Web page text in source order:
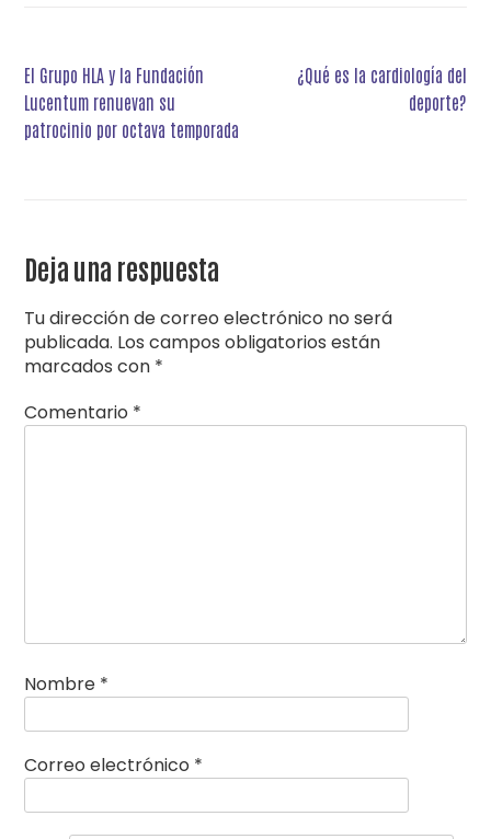
Navegación
de
entradas
El Grupo HLA y la Fundación
Lucentum renuevan su
patrocinio por octava temporada
¿Qué es la cardiología del
deporte?
Deja una respuesta
Tu dirección de correo electrónico no será
publicada. Los campos obligatorios están
marcados con *
Comentario *
Nombre *
Correo electrónico *